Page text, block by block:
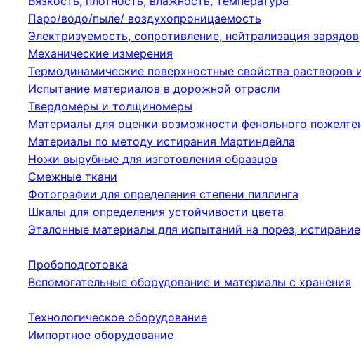
Паро/водо/пыле/ воздухопроницаемость
Электризуемость, сопротивление, нейтрализация зарядов
Механические измерения
Термодинамические поверхностные свойства растворов
Испытание материалов в дорожной отрасли
Твердомеры и толщиномеры
Материалы для оценки возможности фенольного
Материалы по методу истирания Мартиндейла
Ножи вырубные для изготовления образцов
Смежные ткани
Фотографии для определения степени пиллинга
Шкалы для определения устойчивости цвета
Эталонные материалы для испытаний на порез,
Пробоподготовка
Вспомогательные оборудование и материалы с хранения
Технологическое оборудование
Импортное оборудование